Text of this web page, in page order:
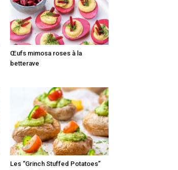
Œufs mimosa roses à la
betterave
Les “Grinch Stuffed Potatoes”